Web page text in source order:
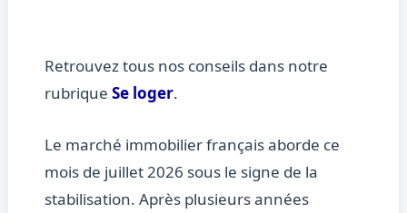
Retrouvez tous nos conseils dans notre
rubrique Se loger.
Le marché immobilier français aborde ce
mois de juillet 2026 sous le signe de la
stabilisation. Après plusieurs années